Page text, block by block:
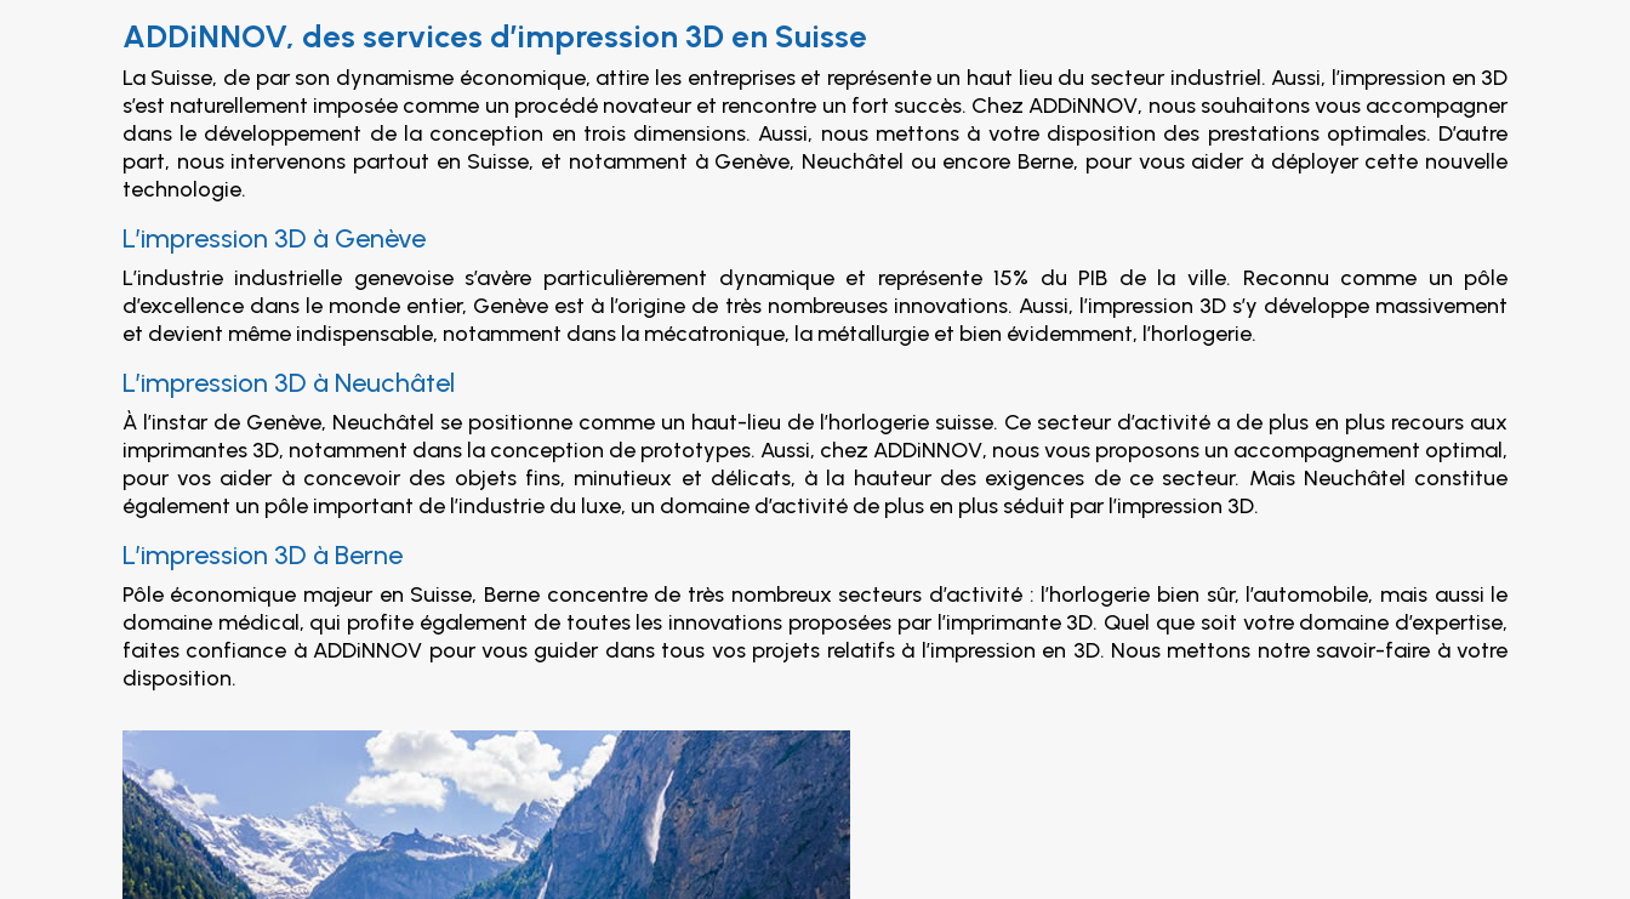
ADDiNNOV, des services d’impression 3D en Suisse
La Suisse, de par son dynamisme économique, attire les entreprises et représente un haut lieu du secteur industriel. Aussi, l’impression en 3D
s’est naturellement imposée comme un procédé novateur et rencontre un fort succès. Chez ADDiNNOV, nous souhaitons vous accompagner
dans le développement de la conception en trois dimensions. Aussi, nous mettons à votre disposition des prestations optimales. D’autre
part, nous intervenons partout en Suisse, et notamment à Genève, Neuchâtel ou encore Berne, pour vous aider à déployer cette nouvelle
technologie.
L’impression 3D à Genève
L’industrie industrielle genevoise s’avère particulièrement dynamique et représente 15% du PIB de la ville. Reconnu comme un pôle
d’excellence dans le monde entier, Genève est à l’origine de très nombreuses innovations. Aussi, l’impression 3D s’y développe massivement
et devient même indispensable, notamment dans la mécatronique, la métallurgie et bien évidemment, l’horlogerie.
L’impression 3D à Neuchâtel
À l’instar de Genève, Neuchâtel se positionne comme un haut-lieu de l’horlogerie suisse. Ce secteur d’activité a de plus en plus recours aux
imprimantes 3D, notamment dans la conception de prototypes. Aussi, chez ADDiNNOV, nous vous proposons un accompagnement optimal,
pour vos aider à concevoir des objets fins, minutieux et délicats, à la hauteur des exigences de ce secteur. Mais Neuchâtel constitue
également un pôle important de l’industrie du luxe, un domaine d’activité de plus en plus séduit par l’impression 3D.
L’impression 3D à Berne
Pôle économique majeur en Suisse, Berne concentre de très nombreux secteurs d’activité : l’horlogerie bien sûr, l’automobile, mais aussi le
domaine médical, qui profite également de toutes les innovations proposées par l’imprimante 3D. Quel que soit votre domaine d’expertise,
faites confiance à ADDiNNOV pour vous guider dans tous vos projets relatifs à l’impression en 3D. Nous mettons notre savoir-faire à votre
disposition.